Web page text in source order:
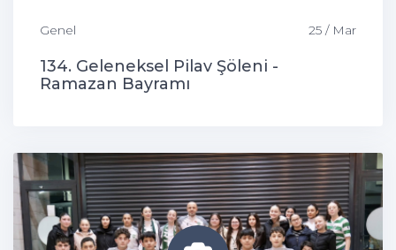
Genel 25 / Mar
134. Geleneksel Pilav Şöleni -
Ramazan Bayramı